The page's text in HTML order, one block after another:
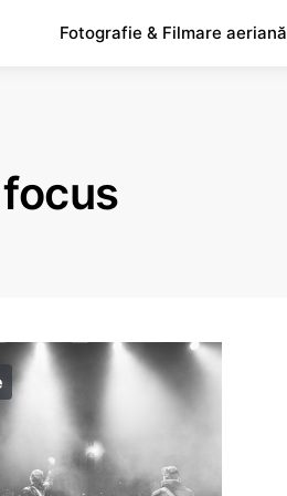
Fotografie & Filmare aeriană